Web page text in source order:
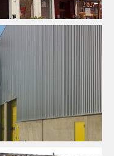
Thermique